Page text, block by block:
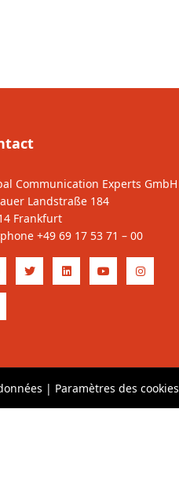
Communication Experts GmbH
Landstraße 184
Frankfurt
+49 69 17 53 71 – 00
| Paramètres des cookies